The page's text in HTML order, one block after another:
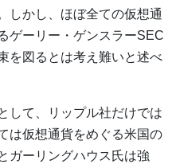
しかし、ほぼ全ての仮想通
ゲーリー・ゲンスラーSEC
を図るとは考え難いと述べ
して、リップル社だけでは
は仮想通貨をめぐる米国の
ガーリングハウス氏は強